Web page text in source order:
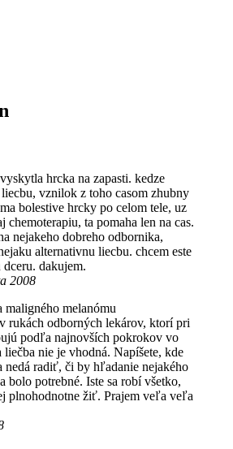
hrcka na zapasti. kedze
vznilok z toho casom zhubny
bolestive hrcky po celom tele, uz
chemoterapiu, ta pomaha len na cas.
nejakeho dobreho odbornika,
alternativnu liecbu. chcem este
dakujem.
2008
melanómu
rukách odborných lekárov, ktorí pri
podľa najnovších pokrokov vo
nie je vhodná. Napíšete, kde
nedá radiť, či by hľadanie nejakého
bolo potrebné. Iste sa robí všetko,
plnohodnotne žiť. Prajem veľa veľa